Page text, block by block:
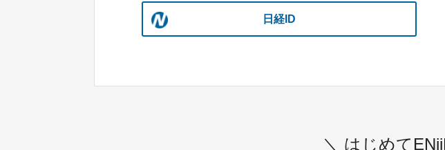
日経ID
＼ はじめて